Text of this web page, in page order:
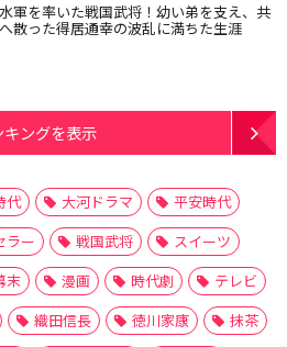
軍を率いた戦国武将！幼い弟を支え、共
散った得居通幸の波乱に満ちた生涯
キングを表示
代 大河ドラマ
平安時代
ラー 戦国武将
スイーツ
末 漫画 時代劇
テレビ
織田信長 徳川家康
抹茶